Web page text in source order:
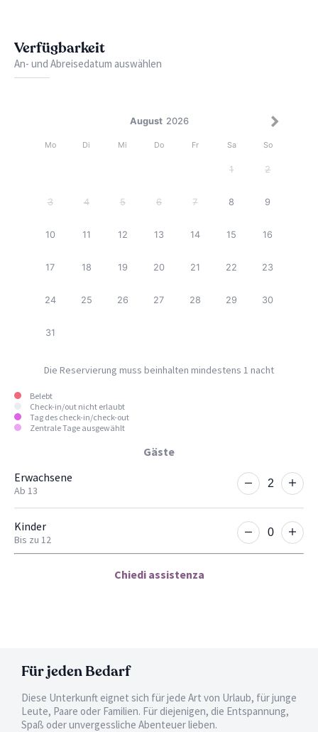
Tisch und Stühlen. Tiere sind nicht erlaubt. Die Wohnung
befindet sich in einer ruhigen Gegend, so dass keine Gruppen
von Kindern erlaubt sind. Bettwäsche nicht verfügbar.
Verfügbarkeit
An- und Abreisedatum auswählen
August 2026
Mo Di Mi Do Fr Sa So
1 2
3 4 5 6 7 8 9
10 11 12 13 14 15 16
17 18 19 20 21 22 23
24 25 26 27 28 29 30
31
Die Reservierung muss beinhalten mindestens 1 nacht
Belebt
Check-in/out nicht erlaubt
Tag des check-in/check-out
Zentrale Tage ausgewählt
Gäste
Erwachsene
Ab 13
Kinder
Bis zu 12
Chiedi assistenza
Für jeden Bedarf
Diese Unterkunft eignet sich für jede Art von Urlaub, für junge
Leute, Paare oder Familien. Für diejenigen, die Entspannung,
Spaß oder unvergessliche Abenteuer lieben.